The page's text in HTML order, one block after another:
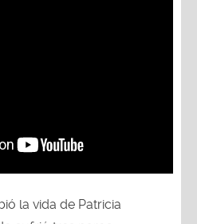
la vida de Patricia